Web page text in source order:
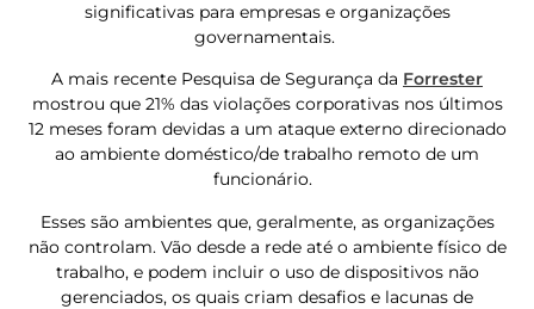
significativas para empresas e organizações
governamentais.
A mais recente Pesquisa de Segurança da Forrester
mostrou que 21% das violações corporativas nos últimos
12 meses foram devidas a um ataque externo direcionado
ao ambiente doméstico/de trabalho remoto de um
funcionário.
Esses são ambientes que, geralmente, as organizações
não controlam. Vão desde a rede até o ambiente físico de
trabalho, e podem incluir o uso de dispositivos não
gerenciados, os quais criam desafios e lacunas de